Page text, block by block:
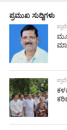
ಪ್ರಮುಖ ಸುದ್ದಿಗಳು